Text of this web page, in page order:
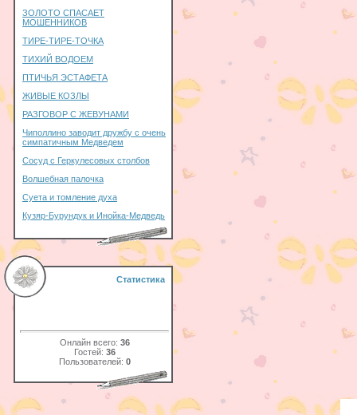
ЗОЛОТО СПАСАЕТ
МОШЕННИКОВ
ТИРЕ-ТИРЕ-ТОЧКА
ТИХИЙ ВОДОЕМ
ПТИЧЬЯ ЭСТАФЕТА
ЖИВЫЕ КОЗЛЫ
РАЗГОВОР С ЖЕВУНАМИ
Чиполлино заводит дружбу с очень
симпатичным Медведем
Сосуд с Геркулесовых столбов
Волшебная палочка
Суета и томление духа
Кузяр-Бурундук и Инойка-Медведь
Статистика
Онлайн всего: 36
Гостей: 36
Пользователей: 0